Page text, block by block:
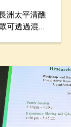
洲太平清醮
可透過混合